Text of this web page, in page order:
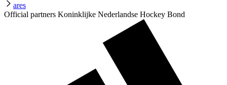
ares
Official partners Koninklijke Nederlandse Hockey Bond